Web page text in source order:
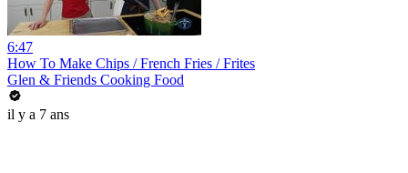
6:47
How To Make Chips / French Fries / Frites
Glen & Friends Cooking Food
il y a 7 ans